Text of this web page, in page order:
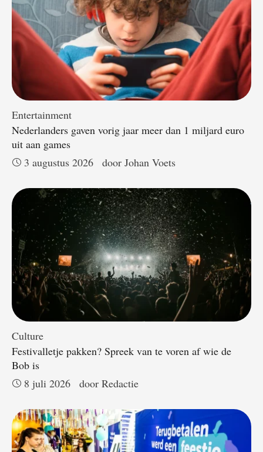
Entertainment
Nederlanders gaven vorig jaar meer dan 1 miljard euro
uit aan games
3 augustus 2026
door Johan Voets
Culture
Festivalletje pakken? Spreek van te voren af wie de
Bob is
8 juli 2026
door Redactie